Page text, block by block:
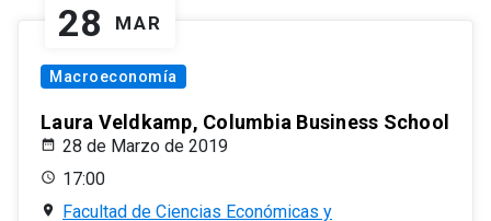
28 MAR
Macroeconomía
Laura Veldkamp, Columbia Business School
28 de Marzo de 2019
17:00
Facultad de Ciencias Económicas y